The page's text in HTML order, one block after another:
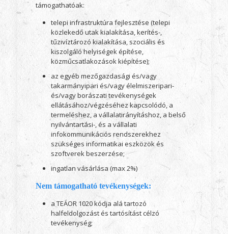
támogathatóak:
telepi infrastruktúra fejlesztése (telepi
közlekedő utak kialakítása, kerítés-,
tűzivíztározó kialakítása, szociális és
kiszolgáló helyiségek építése,
közműcsatlakozások kiépítése);
az egyéb mezőgazdasági és/vagy
takarmányipari és/vagy élelmiszeripari-
és/vagy borászati tevékenységek
ellátásához/végzéséhez kapcsolódó, a
termeléshez, a vállalatirányításhoz, a belső
nyilvántartási-, és a vállalati
infokommunikációs rendszerekhez
szükséges informatikai eszközök és
szoftverek beszerzése;
ingatlan vásárlása (max 2%)
Nem támogatható tevékenységek:
a TEÁOR 1020 kódja alá tartozó
halfeldolgozást és tartósítást célzó
tevékenység;